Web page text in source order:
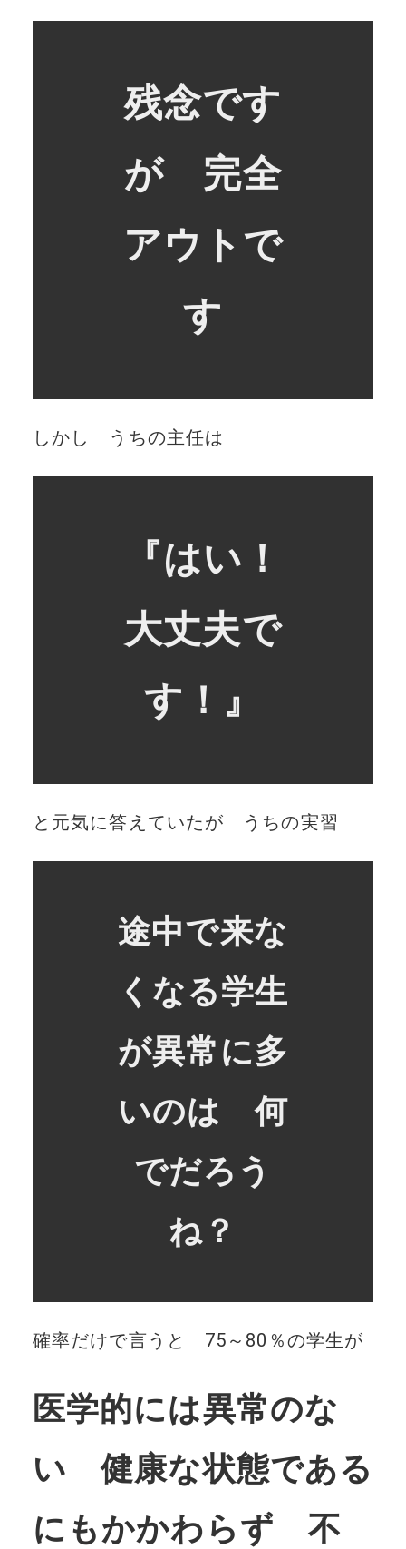
残念です
が 完全
アウトで
す
しかし うちの主任は
『はい！
大丈夫で
す！』
と元気に答えていたが うちの実習
途中で来な
くなる学生
が異常に多
いのは 何
でだろう
ね？
確率だけで言うと 75～80％の学生が
医学的には異常のな
い 健康な状態である
にもかかわらず 不